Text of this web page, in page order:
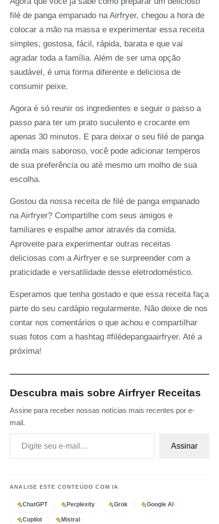
filé de panga empanado na Airfryer, chegou a hora de
colocar a mão na massa e experimentar essa receita
simples, gostosa, fácil, rápida, barata e que vai
agradar toda a família. Além de ser uma opção
saudável, é uma forma diferente e deliciosa de
consumir peixe.
Agora é só reunir os ingredientes e seguir o passo a
passo para ter um prato suculento e crocante em
apenas 30 minutos. E para deixar o seu filé de panga
ainda mais saboroso, você pode adicionar temperos
de sua preferência ou até mesmo um molho de sua
escolha.
Gostou da nossa receita de filé de panga empanado
na Airfryer? Compartilhe com seus amigos e
familiares e espalhe amor através da comida.
Aproveite para experimentar outras receitas
deliciosas com a Airfryer e se surpreender com a
praticidade e versatilidade desse eletrodoméstico.
Esperamos que tenha gostado e que essa receita faça
parte do seu cardápio regularmente. Não deixe de nos
contar nos comentários o que achou e compartilhar
suas fotos com a hashtag #filédepangaairfryer. Até a
próxima!
Descubra mais sobre Airfryer Receitas
Assine para receber nossas notícias mais recentes por e-
mail.
Digite seu e-mail…
Assinar
ANALISE ESTE CONTEÚDO COM IA
ChatGPT Perplexity Grok Google AI
Copilot Mistral